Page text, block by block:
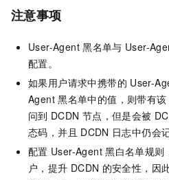
注意事项
User-Agent 黑名单与 User-
配置。
如果用户请求中携带的 User-
Agent 黑名单中的值，则带有该
问到 DCDN 节点，但是会被
态码，并且 DCDN 日志中仍会
配置 User-Agent 黑白名单规则
户，提升 DCDN 的安全性，因